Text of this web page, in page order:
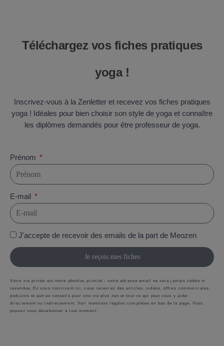
Téléchargez vos fiches pratiques
yoga !
Inscrivez-vous à la Zenletter et recevez vos fiches pratiques
yoga ! Idéales pour bien choisir son style de yoga et connaître
les diplômes demandés pour être professeur de yoga.
Prénom
E-mail
J'accepte de recevoir des emails de la part de Meozen
Je reçois mes fiches
Votre vie privée est notre absolue priorité : votre adresse email ne sera jamais cédée ni
revendue. En vous inscrivant ici, vous recevrez des articles, vidéos, offres commerciales,
podcasts et autres conseils pour une vie plus zen et tout ce qui peut vous y aider
directement ou indirectement. Voir mentions légales complètes en bas de la page. Vous
pouvez vous désabonner à tout moment.